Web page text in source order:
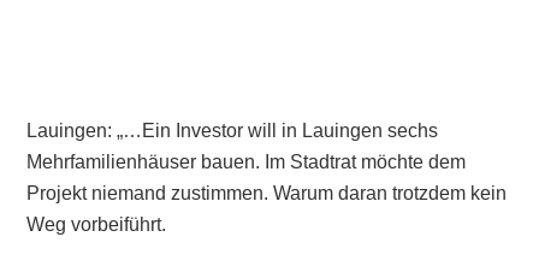
Lauingen: „…Ein Investor will in Lauingen sechs
Mehrfamilienhäuser bauen. Im Stadtrat möchte dem
Projekt niemand zustimmen. Warum daran trotzdem kein
Weg vorbeiführt.